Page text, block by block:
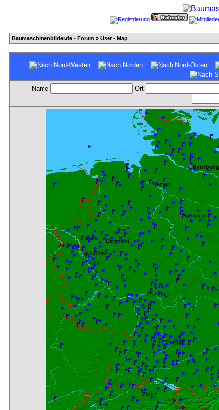
Baumaschinenbilder.de - Forum » User - Map
Name Ort